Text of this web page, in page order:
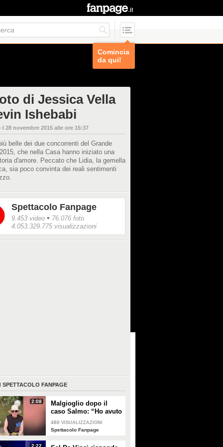
Comincia
da qui!
di Jessica Vella
Ishebabi
il 28 novembre 2015 alle ore 15:37
belle dei due concorrenti del Grande
che nella Casa hanno iniziato una
d'amore. Peccato che Lidia, la gemella
sia poco convinta dei reali sentimenti
Spettacolo Fanpage
9.453 video • 76.076 foto
4.053.329.775 visualizzazioni
SPETTACOLO FANPAGE
2:08
Malgioglio dopo il
caso Salmo: “Ho avuto
un melanoma. Mettete
la crema, non sentite i
480 VISUALIZZAZIONI
Spettacolo Fanpage
2:22